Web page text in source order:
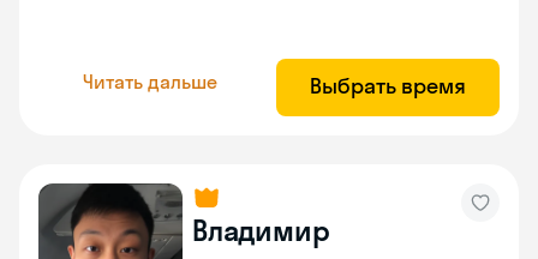
Читать дальше Выбрать время
Владимир